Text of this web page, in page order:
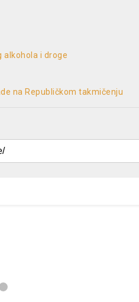
alkohola i droge
na Republičkom takmičenju